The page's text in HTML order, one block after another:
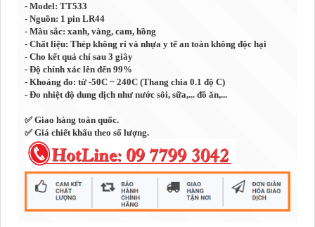
- Model: TT533
- Nguồn: 1 pin LR44
- Màu sắc: xanh, vàng, cam, hồng
- Chất liệu: Thép không rỉ và nhựa y tế an toàn không độc hại
- Cho kết quả chỉ sau 3 giây
- Độ chính xác lên đến 99%
- Khoảng đo: từ -50C ~ 240C (Thang chia 0.1 độ C)
- Đo nhiệt độ dung dịch như nước sôi, sữa,... đồ ăn,...
✅ Giao hàng toàn quốc.
✅ Giá chiết khấu theo số lượng.